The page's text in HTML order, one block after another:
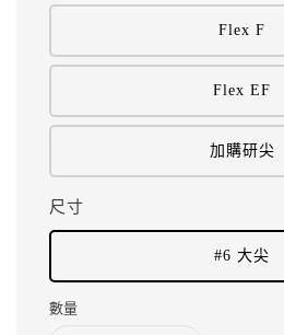
Flex F
Flex EF
加購研尖
尺寸
#6 大尖
數量